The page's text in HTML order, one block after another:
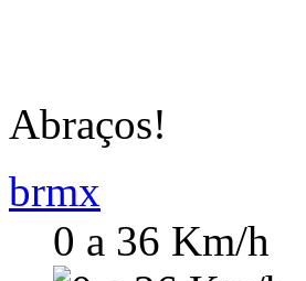
Abraços!
brmx
0 a 36 Km/h